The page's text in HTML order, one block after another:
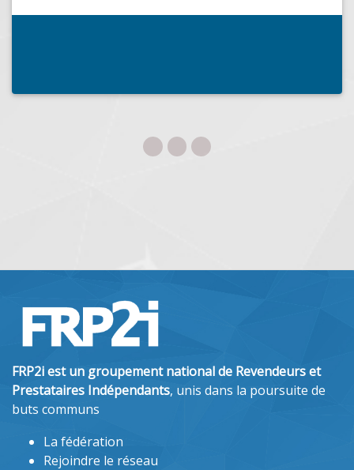
FRP2i est un groupement national de Revendeurs et
Prestataires Indépendants, unis dans la poursuite de
buts communs
La fédération
Rejoindre le réseau